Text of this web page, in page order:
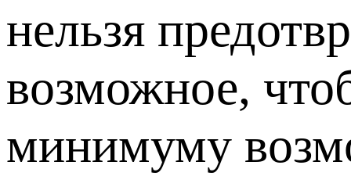
нельзя
возможное,
минимуму